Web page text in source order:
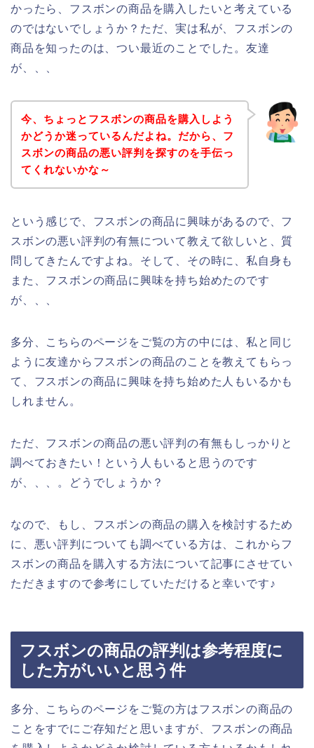
かったら、フスボンの商品を購入したいと考えている
のではないでしょうか？ただ、実は私が、フスボンの
商品を知ったのは、つい最近のことでした。友達
が、、、
今、ちょっとフスボンの商品を購入しよう
かどうか迷っているんだよね。だから、フ
スボンの商品の悪い評判を探すのを手伝っ
てくれないかな～
という感じで、フスボンの商品に興味があるので、フ
スボンの悪い評判の有無について教えて欲しいと、質
問してきたんですよね。そして、その時に、私自身も
また、フスボンの商品に興味を持ち始めたのです
が、、、
多分、こちらのページをご覧の方の中には、私と同じ
ように友達からフスボンの商品のことを教えてもらっ
て、フスボンの商品に興味を持ち始めた人もいるかも
しれません。
ただ、フスボンの商品の悪い評判の有無もしっかりと
調べておきたい！という人もいると思うのです
が、、、。どうでしょうか？
なので、もし、フスボンの商品の購入を検討するため
に、悪い評判についても調べている方は、これからフ
スボンの商品を購入する方法について記事にさせてい
ただきますので参考にしていただけると幸いです♪
フスボンの商品の評判は参考程度に
した方がいいと思う件
多分、こちらのページをご覧の方はフスボンの商品の
ことをすでにご存知だと思いますが、フスボンの商品